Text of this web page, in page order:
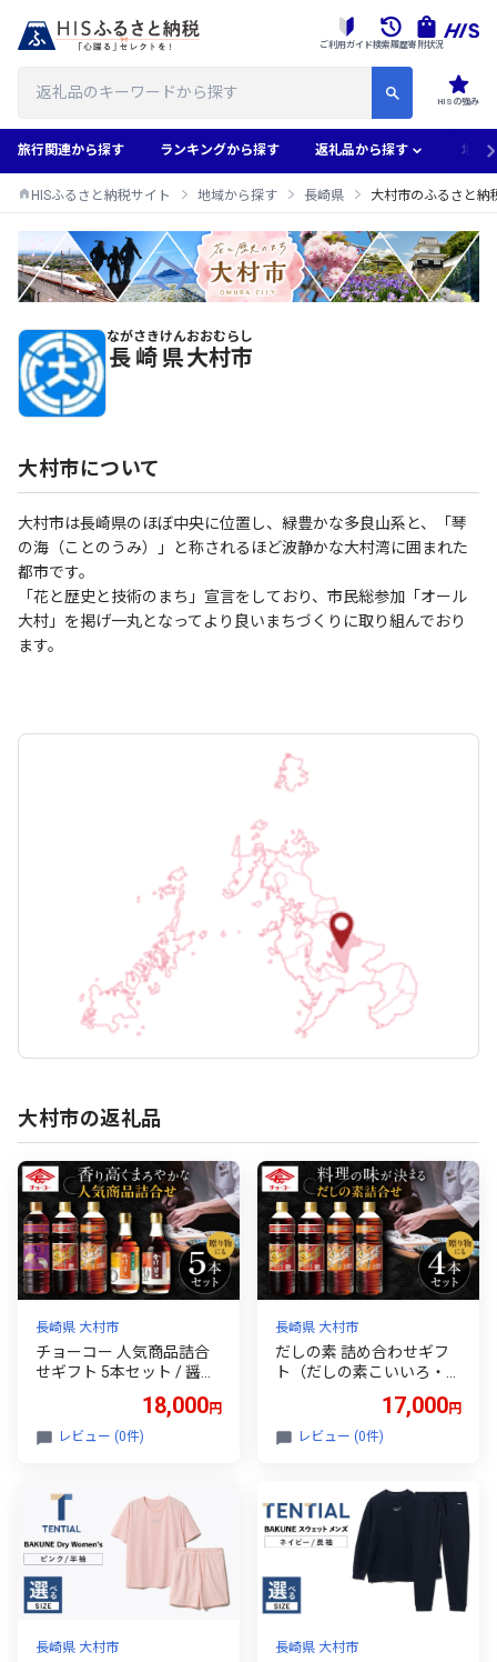
HISの強み
ご利用ガイド検索履歴寄附状況
旅行関連から探す ランキングから探す 返礼品から探す 地域
HISふるさと納税サイト 地域から探す 長崎県 大村市のふるさと納
大村市のふるさと納税返礼品一覧
長崎県
ながさきけん
大村市
おおむらし
大村市について
大村市は長崎県のほぼ中央に位置し、緑豊かな多良山系と、「琴
の海（ことのうみ）」と称されるほど波静かな大村湾に囲まれた
都市です。
「花と歴史と技術のまち」宣言をしており、市民総参加「オール
大村」を掲げ一丸となってより良いまちづくりに取り組んでおり
ます。
大村市の返礼品
長崎県 大村市
チョーコー 人気商品詰合
せギフト 5本セット / 醤油
だし かけぽん 調味料 セッ
ト ポン酢 しょうゆ ぽん酢
/ 大村市 / チョーコー醤油
18,000円
レビュー (0件)
長崎県 大村市
だしの素 詰め合わせギフ
ト（だしの素こいいろ・京
風だしの素うすいろ）大村
市 / チョーコー醤油 [ACYY
017]
17,000円
レビュー (0件)
長崎県 大村市 長崎県 大村市